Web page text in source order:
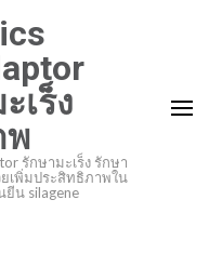
เร็ง
พ
รักษามะเร็ง รักษา
เพิ่มประสิทธิภาพใน
ยีน silagene